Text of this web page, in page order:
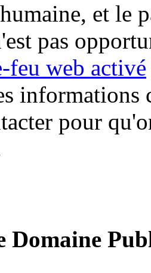
et le
pas
feu web activé
informations
pour
Domaine